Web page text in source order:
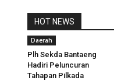
HOT NEWS
Daerah
Plh Sekda Bantaeng
Hadiri Peluncuran
Tahapan Pilkada